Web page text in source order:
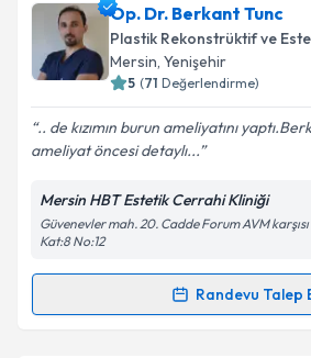
Uzm. Dr. Berna Gürol Sazan
talebi oluşturun. Size bu uzmandan
için bir takvim hazırlandığında e-
bilgilendireceğiz.
E-posta Adresiniz
Kişisel verilerimin
kapsamda işlenmesini kabul
Op. Dr. Berkant Tunc
Plastik Rekonstrüktif ve
Mersin, Yenişehir
5 (71 Değerlendirme)
.. de kızımın burun ameliyatını
ameliyat öncesi detaylı...
Mersin HBT Estetik Cerrahi Kliniği
Güvenevler mah. 20. Cadde Forum AVM
Kat:8 No:12
Randevu Talep
Randevu Takvimi Talebi